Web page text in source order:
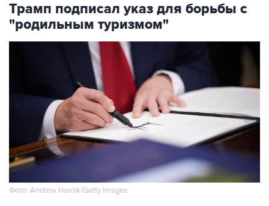
Трамп подписал указ для борьбы с
"родильным туризмом"
Фото: Andrew Harnik/Getty Images